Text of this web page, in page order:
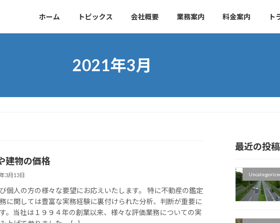
ホーム トピックス 会社概要 業務案内 料金案内 ト
2021年3月
建物の価格
3月13日
個人の方の様々な要望にお応えいたします。 特に不動産の鑑定
に関しては豊富な実務経験に裏付けられた分析、判断が重要に
。当社は１９９４年の創業以来、様々な評価業務についての実
最近の投稿